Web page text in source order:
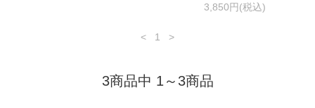
3,850円(税込)
< 1 >
3商品中 1～3商品